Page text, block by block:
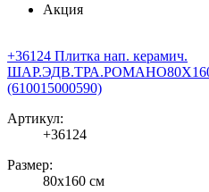
Акция
+36124 Плитка нап. керамич.
(610015000590)
Артикул:
+36124
Размер:
80x160 см